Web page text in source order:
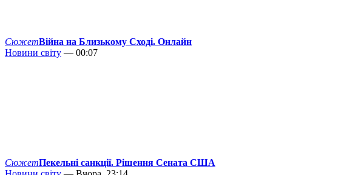
СюжетВійна на Близькому Сході. Онлайн
Новини світу — 00:07
СюжетПекельні санкції. Рішення Сената США